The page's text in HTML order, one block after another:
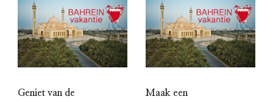
Geniet van de
Maak een